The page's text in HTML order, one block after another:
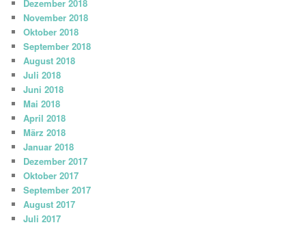
Dezember 2018
November 2018
Oktober 2018
September 2018
August 2018
Juli 2018
Juni 2018
Mai 2018
April 2018
März 2018
Januar 2018
Dezember 2017
Oktober 2017
September 2017
August 2017
Juli 2017